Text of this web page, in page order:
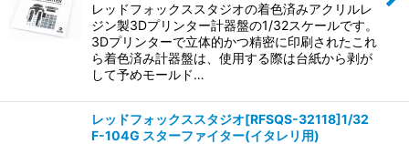
レッドフォックススタジオの着色済みアクリルレ
ジン製3Dプリンター計器盤の1/32スケールです。
3Dプリンターで立体的かつ精密に印刷されたこれ
ら着色済み計器盤は、使用する際は台紙から剥が
して予めモールド…
レッドフォックススタジオ[RFSQS-32118]1/32
F-104G スターファイター(イタレリ用)